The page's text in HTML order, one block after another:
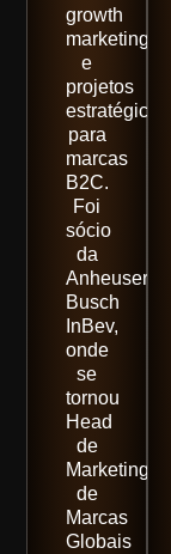
growth
marketing
e
projetos
estratégicos
para
marcas
B2C.
Foi
sócio
da
Anheuser-
Busch
InBev,
onde
se
tornou
Head
de
Marketing
de
Marcas
Globais